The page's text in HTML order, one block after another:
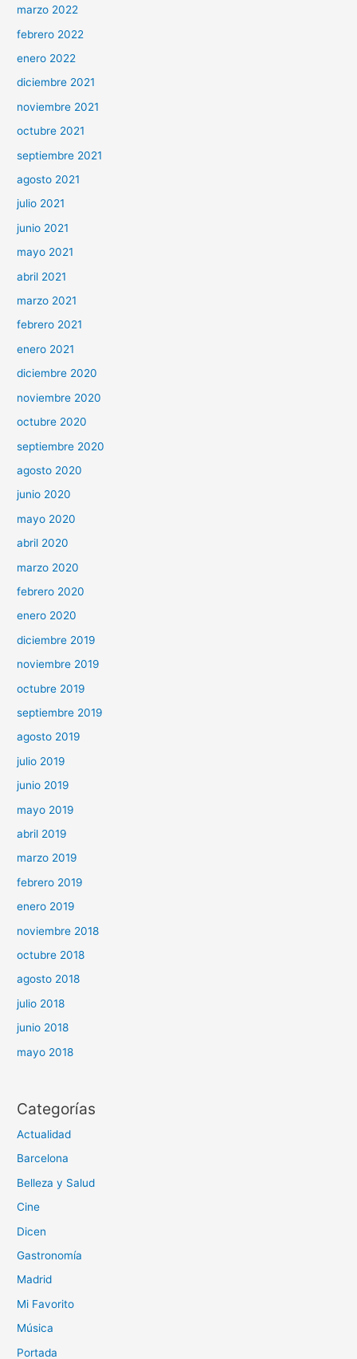
marzo 2022
febrero 2022
enero 2022
diciembre 2021
noviembre 2021
octubre 2021
septiembre 2021
agosto 2021
julio 2021
junio 2021
mayo 2021
abril 2021
marzo 2021
febrero 2021
enero 2021
diciembre 2020
noviembre 2020
octubre 2020
septiembre 2020
agosto 2020
junio 2020
mayo 2020
abril 2020
marzo 2020
febrero 2020
enero 2020
diciembre 2019
noviembre 2019
octubre 2019
septiembre 2019
agosto 2019
julio 2019
junio 2019
mayo 2019
abril 2019
marzo 2019
febrero 2019
enero 2019
noviembre 2018
octubre 2018
agosto 2018
julio 2018
junio 2018
mayo 2018
Categorías
Actualidad
Barcelona
Belleza y Salud
Cine
Dicen
Gastronomía
Madrid
Mi Favorito
Música
Portada